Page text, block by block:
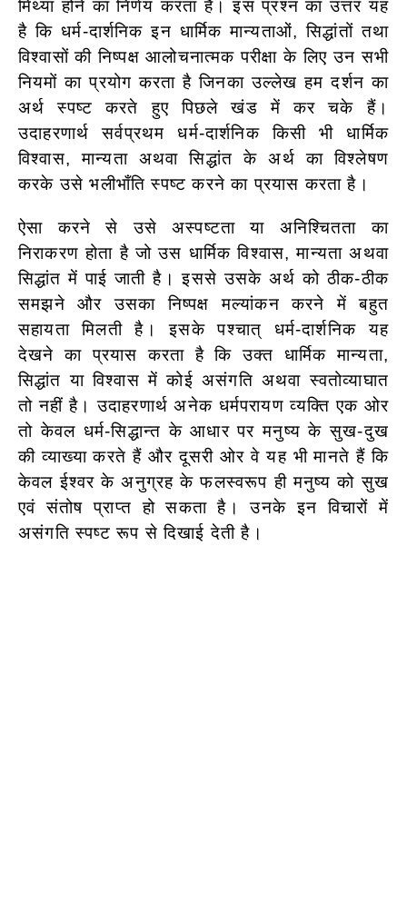
मिथ्या होने का निर्णय करता है। इस प्रश्न का उत्तर यह
है कि धर्म-दार्शनिक इन धार्मिक मान्यताओं, सिद्धांतों तथा
विश्वासों की निष्पक्ष आलोचनात्मक परीक्षा के लिए उन सभी
नियमों का प्रयोग करता है जिनका उल्लेख हम दर्शन का
अर्थ स्पष्ट करते हुए पिछले खंड में कर चके हैं।
उदाहरणार्थ सर्वप्रथम धर्म-दार्शनिक किसी भी धार्मिक
विश्वास, मान्यता अथवा सिद्धांत के अर्थ का विश्लेषण
करके उसे भलीभाँति स्पष्ट करने का प्रयास करता है।
ऐसा करने से उसे अस्पष्टता या अनिश्चितता का
निराकरण होता है जो उस धार्मिक विश्वास, मान्यता अथवा
सिद्धांत में पाई जाती है। इससे उसके अर्थ को ठीक-ठीक
समझने और उसका निष्पक्ष मल्यांकन करने में बहुत
सहायता मिलती है। इसके पश्चात् धर्म-दार्शनिक यह
देखने का प्रयास करता है कि उक्त धार्मिक मान्यता,
सिद्धांत या विश्वास में कोई असंगति अथवा स्वतोव्याघात
तो नहीं है। उदाहरणार्थ अनेक धर्मपरायण व्यक्ति एक ओर
तो केवल धर्म-सिद्धान्त के आधार पर मनुष्य के सुख-दुख
की व्याख्या करते हैं और दूसरी ओर वे यह भी मानते हैं कि
केवल ईश्वर के अनुग्रह के फलस्वरूप ही मनुष्य को सुख
एवं संतोष प्राप्त हो सकता है। उनके इन विचारों में
असंगति स्पष्ट रूप से दिखाई देती है।